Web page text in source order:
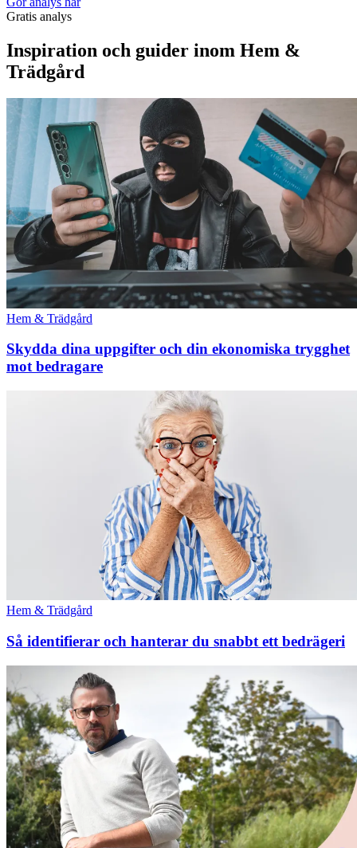
Gratis analys
Inspiration och guider inom Hem &
Trädgård
Hem & Trädgård
Skydda dina uppgifter och din ekonomiska trygghet
mot bedragare
Hem & Trädgård
Så identifierar och hanterar du snabbt ett bedrägeri